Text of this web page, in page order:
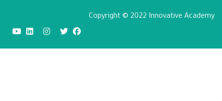
Copyright © 2022 Innovative Academy